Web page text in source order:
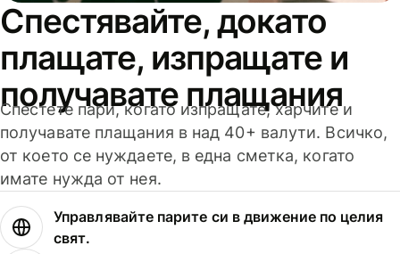
Спестявайте, докато
плащате, изпращате и
получавате плащания
Спестете пари, когато изпращате, харчите и
получавате плащания в над 40+ валути. Всичко,
от което се нуждаете, в една сметка, когато
имате нужда от нея.
Управлявайте парите си в движение по целия
свят.